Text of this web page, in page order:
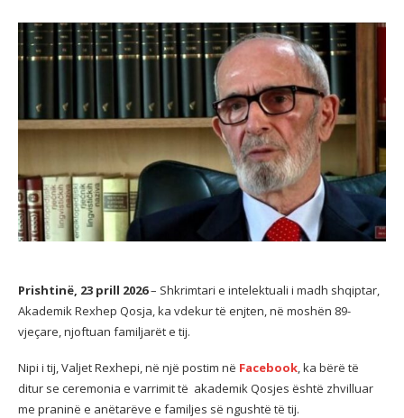
Prishtinë, 23 prill 2026– Shkrimtari e intelektuali i madh shqiptar,
Akademik Rexhep Qosja, ka vdekur të enjten, në moshën 89-
vjeçare, njoftuan familjarët e tij.
Nipi i tij, Valjet Rexhepi, në një postim në Facebook, ka bërë të
ditur se ceremonia e varrimit të akademik Qosjes është zhvilluar
me praninë e anëtarëve e familjes së ngushtë të tij.